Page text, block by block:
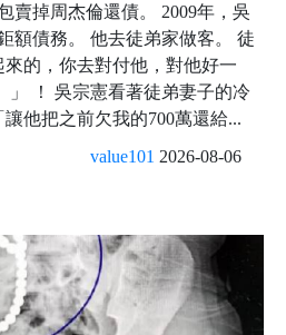
賣掉周杰倫還債。 2009年，吳
額債務。 他去徒弟家做客。 徒
的，你去對付他，對他好一
」 ！ 吳宗憲看著徒弟妻子的冷
他把之前欠我的700萬還給...
value101 2026-08-06